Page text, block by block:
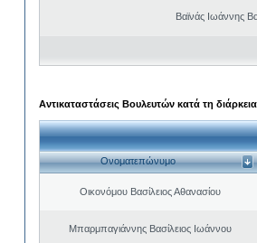
Βαϊνάς Ιωάννης
Αντικαταστάσεις Βουλευτών κατά τη
Ονοματεπώνυμο
Οικονόμου Βασίλειος Αθανασίου
Μπαρμπαγιάννης Βασίλειος Ιωάννου